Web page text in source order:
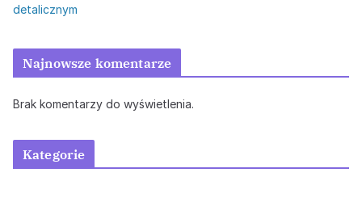
detalicznym
Najnowsze komentarze
Brak komentarzy do wyświetlenia.
Kategorie